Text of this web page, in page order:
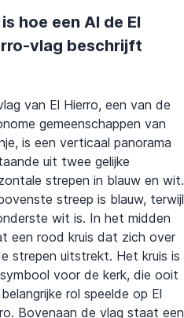
hoe een AI de El
vlag beschrijft
van El Hierro, een van de
gemeenschappen van
is een verticaal panorama
uit twee gelijke
strepen in blauw en wit.
streep is blauw, terwijl
wit is. In het midden
een rood kruis dat zich over
strepen uitstrekt. Het kruis is
voor de kerk, die ooit
rol speelde op El
Bovenaan de vlag staat een